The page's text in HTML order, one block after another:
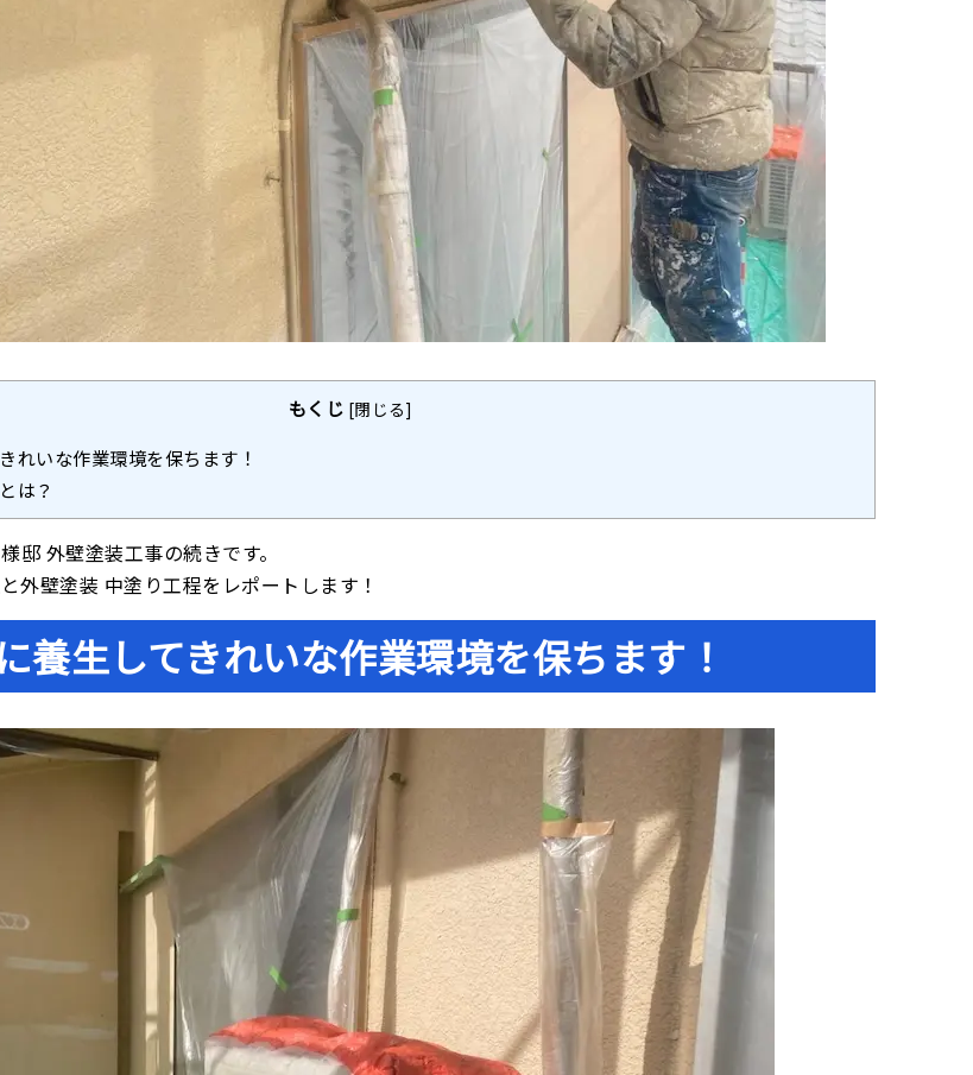
もくじ [閉じる]
れいな作業環境を保ちます！
は？
邸 外壁塗装工事の続きです。
外壁塗装 中塗り工程をレポートします！
養生してきれいな作業環境を保ちます！